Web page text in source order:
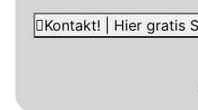
Kontakt! | Hier gratis